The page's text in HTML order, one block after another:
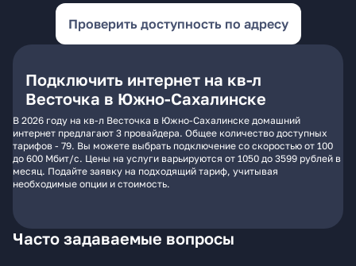
Проверить доступность по адресу
Подключить интернет на кв-л
Весточка в Южно-Сахалинске
В 2026 году на кв-л Весточка в Южно-Сахалинске домашний
интернет предлагают 3 провайдера. Общее количество доступных
тарифов - 79. Вы можете выбрать подключение со скоростью от 100
до 600 Мбит/с. Цены на услуги варьируются от 1050 до 3599 рублей в
месяц. Подайте заявку на подходящий тариф, учитывая
необходимые опции и стоимость.
Часто задаваемые вопросы